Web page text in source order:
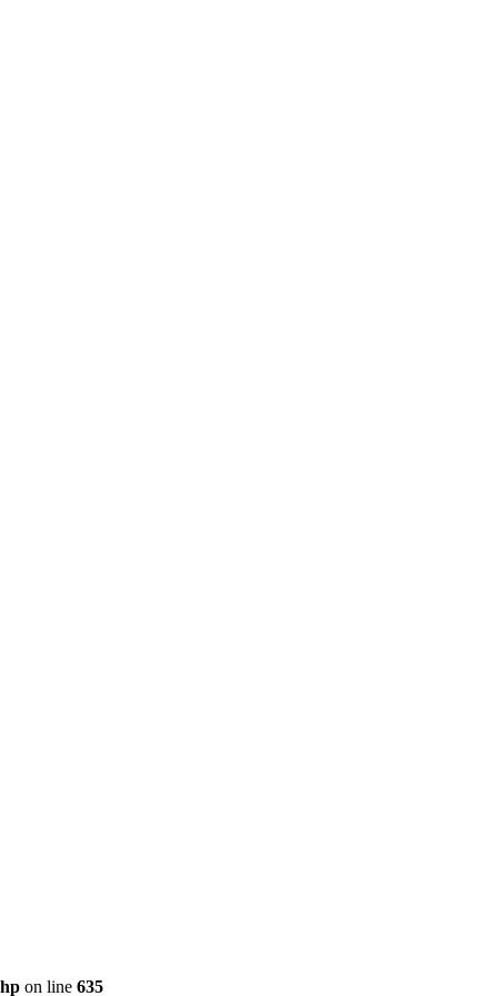
on line 635